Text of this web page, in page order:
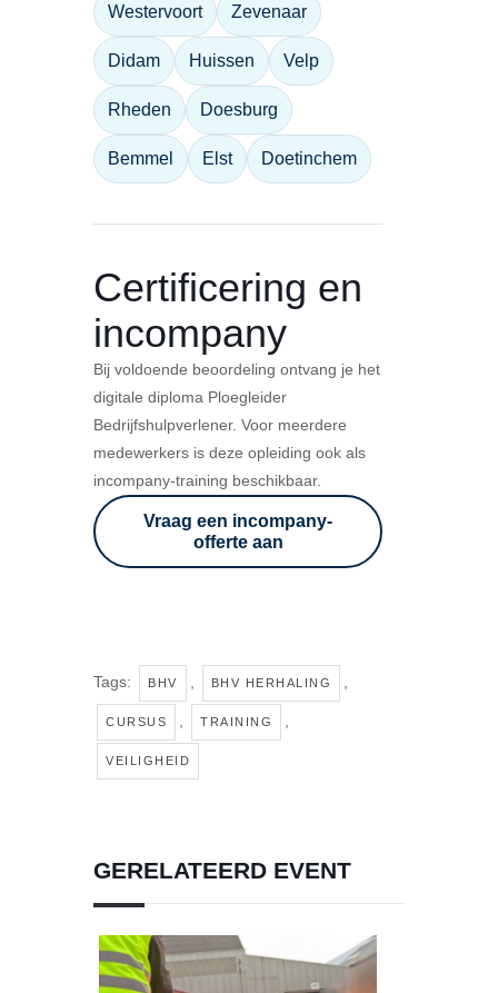
Westervoort Zevenaar
Didam Huissen Velp
Rheden Doesburg
Bemmel Elst Doetinchem
Certificering en
incompany
Bij voldoende beoordeling ontvang je het
digitale diploma Ploegleider
Bedrijfshulpverlener. Voor meerdere
medewerkers is deze opleiding ook als
incompany-training beschikbaar.
Vraag een incompany-
offerte aan
Tags: BHV BHV HERHALING
CURSUS TRAINING
VEILIGHEID
GERELATEERD EVENT